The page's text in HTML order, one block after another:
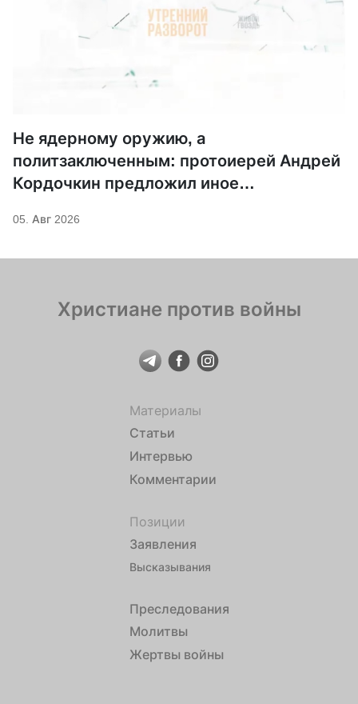
Не ядерному оружию, а
политзаключенным: протоиерей Андрей
Кордочкин предложил иное
Саровского
05. Авг 2026
Христиане против войны
Материалы
Статьи
Интервью
Комментарии
Позиции
Заявления
Высказывания
Преследования
Молитвы
Жертвы войны